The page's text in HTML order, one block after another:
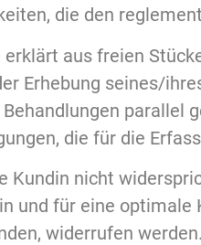
die den
aus freien
Erhebung seines/
parallel
die für die
Kundin nicht
und für eine
widerrufen